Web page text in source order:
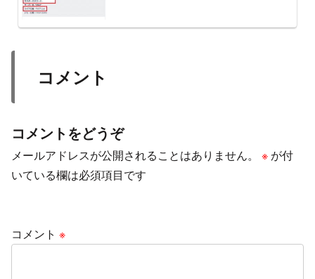
コメント
コメントをどうぞ
メールアドレスが公開されることはありません。 ※ が付
いている欄は必須項目です
コメント ※